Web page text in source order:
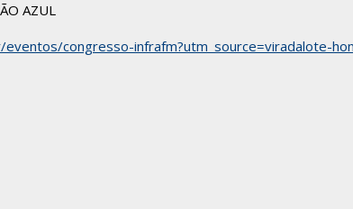
AZUL
congresso-infrafm?utm_source=viradalote-